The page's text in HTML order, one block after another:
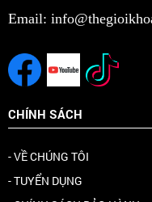
Email:
CHÍNH SÁCH
- VỀ CHÚNG TÔI
- TUYỂN DỤNG